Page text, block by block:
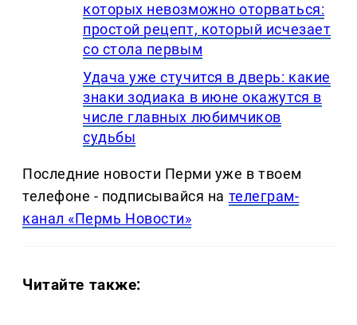
которых невозможно оторваться:
простой рецепт, который исчезает
со стола первым
Удача уже стучится в дверь: какие
знаки зодиака в июне окажутся в
числе главных любимчиков
судьбы
Последние новости Перми уже в твоем
телефоне - подписывайся на телеграм-
канал «Пермь Новости»
Читайте также: